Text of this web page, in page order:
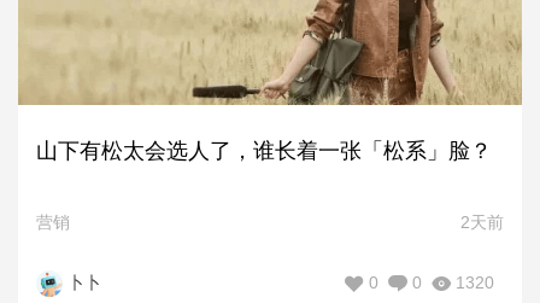
山下有松太会选人了，谁长着一张「松系」脸？
营销 2天前
卜卜 1320
0
0